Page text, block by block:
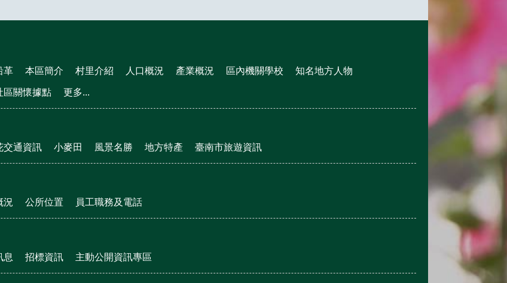
革 本區簡介 村里介紹 人口概況 產業概況 區內機關學校 知名地方人物
區關懷據點 更多...
交通資訊 小麥田 風景名勝 地方特產 臺南市旅遊資訊
況 公所位置 員工職務及電話
息 招標資訊 主動公開資訊專區